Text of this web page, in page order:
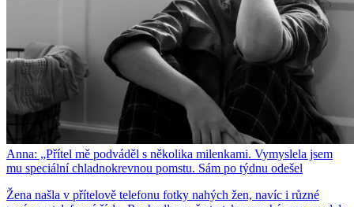
Anna: „Přítel mě podváděl s několika milenkami. Vymyslela jsem
mu speciální chladnokrevnou pomstu. Sám po týdnu odešel
Žena našla v přítelově telefonu fotky nahých žen, navíc i různé